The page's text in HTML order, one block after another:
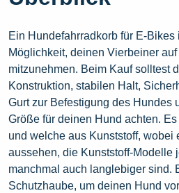
Ein Hundefahrradkorb für E-
Möglichkeit, deinen Vierbeiner
mitzunehmen. Beim Kauf solltest
Konstruktion, stabilen Halt,
Gurt zur Befestigung des Hundes
Größe für deinen Hund achten.
und welche aus Kunststoff, wobei
aussehen, die Kunststoff-Modelle
manchmal auch langlebiger sind.
Schutzhaube, um deinen Hund